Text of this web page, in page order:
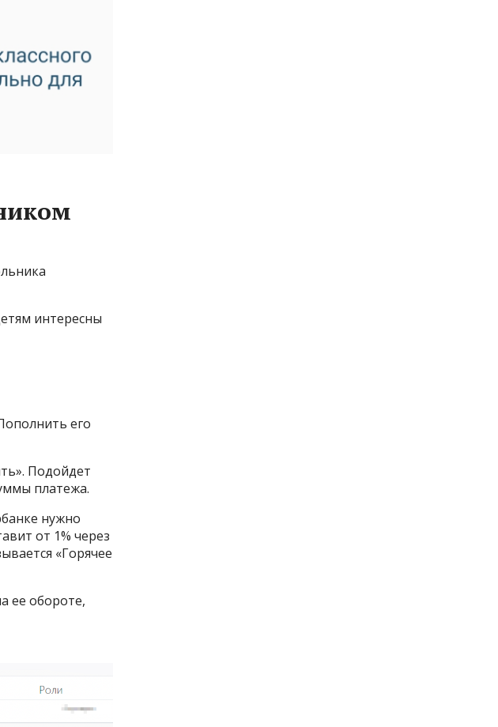
интересны
его
Подойдет
платежа.
нужно
от 1% через
«Горячее
ее обороте,